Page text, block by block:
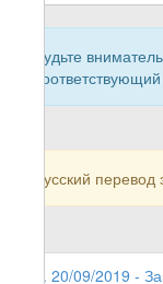
Будьте
Русский
4. 20/09/2019 -